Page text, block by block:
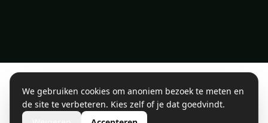
We gebruiken cookies om anoniem bezoek te meten en
de site te verbeteren. Kies zelf of je dat goedvindt.